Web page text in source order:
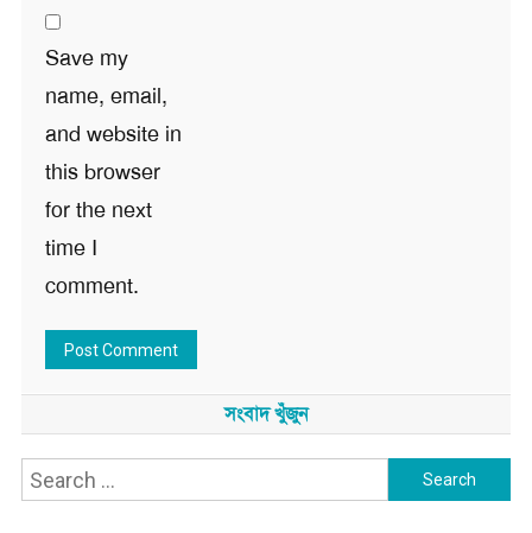
Save my
name, email,
and website in
this browser
for the next
time I
comment.
সংবাদ খুঁজুন
Search